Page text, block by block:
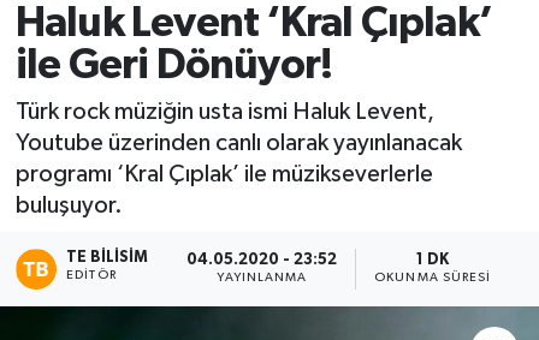
Haluk Levent ‘Kral Çıplak’
ile Geri Dönüyor!
Türk rock müziğin usta ismi Haluk Levent,
Youtube üzerinden canlı olarak yayınlanacak
programı ‘Kral Çıplak’ ile müzikseverlerle
buluşuyor.
TE BILISIM
EDITÖR
04.05.2020 - 23:52
YAYINLANMA
1 DK
OKUNMA SÜRESI
Süper Lig Puan Durumu ve Fikstür
Tüm Manşetler
Son Dakika Haberleri